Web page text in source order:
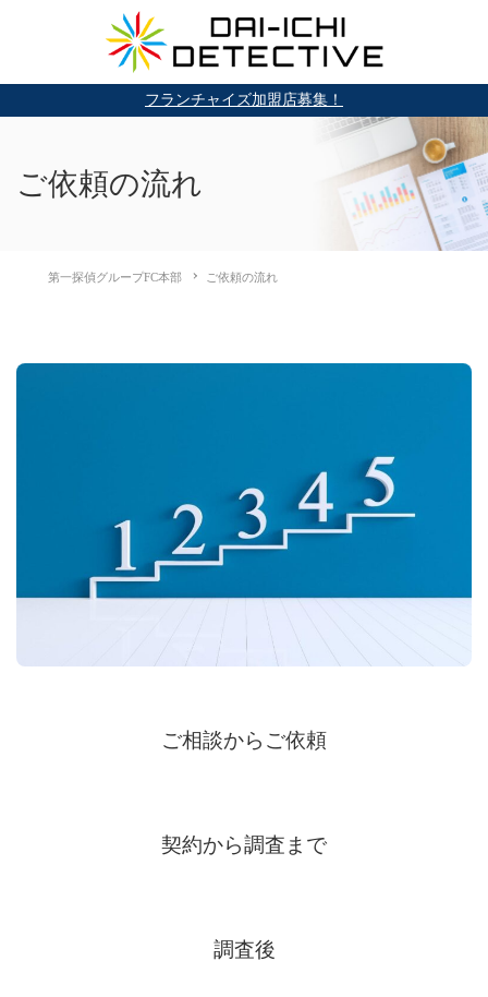
フランチャイズ加盟店募集！
ご依頼の流れ
第一探偵グループFC本部 ご依頼の流れ
ご相談からご依頼
契約から調査まで
調査後